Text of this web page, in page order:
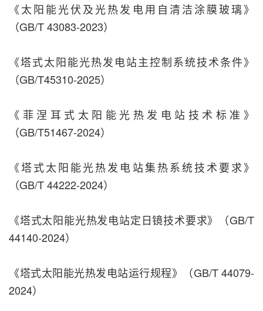
《太阳能光伏及光热发电用自清洁涂膜玻璃》
（GB/T 43083-2023）
《塔式太阳能光热发电站主控制系统技术条件》
（GB/T45310-2025）
《菲涅耳式太阳能光热发电站技术标准》
（GB/T51467-2024）
《塔式太阳能光热发电站集热系统技术要求》
（GB/T 44222-2024）
《塔式太阳能光热发电站定日镜技术要求》（GB/T
44140-2024）
《塔式太阳能光热发电站运行规程》（GB/T 44079-
2024）